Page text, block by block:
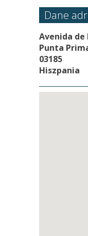
Dane
Avenida de
Punta
03185
Hiszpania